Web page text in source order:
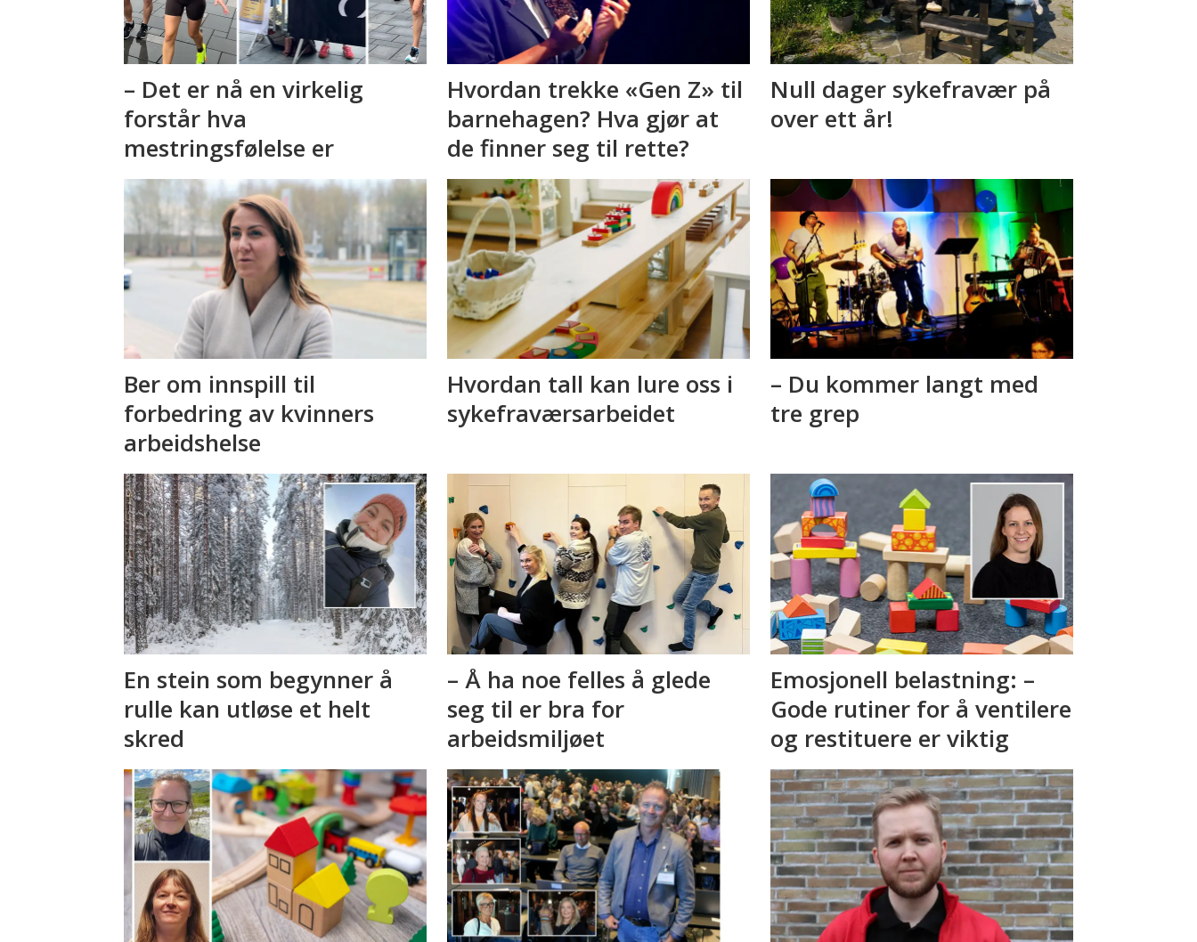
– Det er nå en virkelig
forstår hva
mestringsfølelse er
Hvordan trekke «Gen Z» til
barnehagen? Hva gjør at
de finner seg til rette?
Null dager sykefravær på
over ett år!
Ber om innspill til
forbedring av kvinners
arbeidshelse
Hvordan tall kan lure oss i
sykefraværsarbeidet
– Du kommer langt med
tre grep
En stein som begynner å
rulle kan utløse et helt
skred
– Å ha noe felles å glede
seg til er bra for
arbeidsmiljøet
Emosjonell belastning: –
Gode rutiner for å ventilere
og restituere er viktig